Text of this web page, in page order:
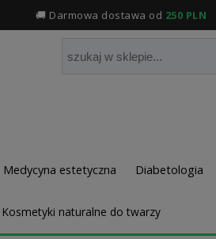
🚚 Darmowa dostawa od 250 PLN
Medycyna estetyczna Diabetologia
Kosmetyki naturalne do twarzy